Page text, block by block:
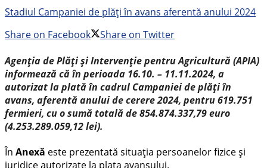
Stadiul Campaniei de plăți în avans aferentă anului 2024
Share on Facebook
Share on Twitter
Agenția de Plăți și Intervenție pentru Agricultură (APIA)
informează că în perioada 16.10. – 11.11.2024, a
autorizat la plată în cadrul Campaniei de plăți în
avans, aferentă anului de cerere 2024, pentru 619.751
fermieri, cu o sumă totală de 854.874.337,79 euro
(4.253.289.059,12 lei).
În Anexă este prezentată situația persoanelor fizice și
juridice autorizate la plata avansului.